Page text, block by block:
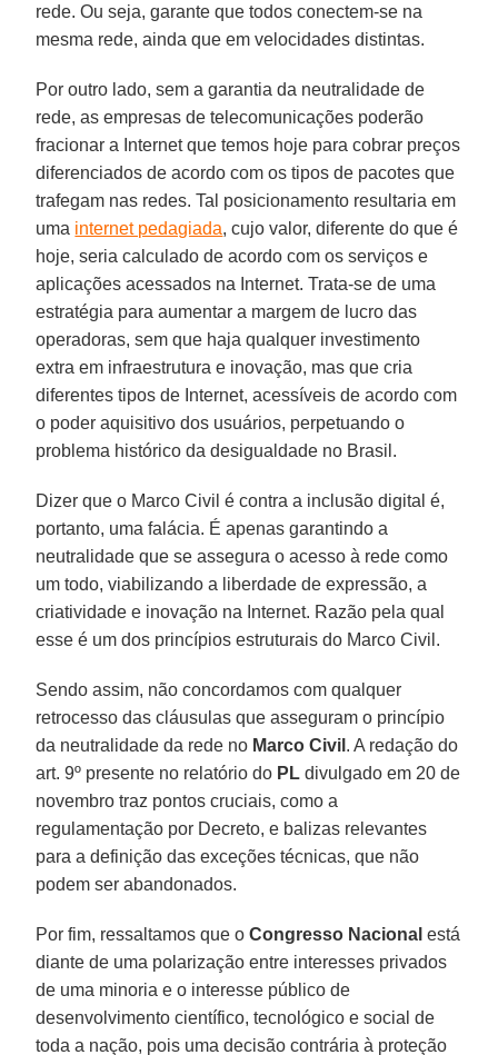
rede. Ou seja, garante que todos conectem-se na
mesma rede, ainda que em velocidades distintas.
Por outro lado, sem a garantia da neutralidade de
rede, as empresas de telecomunicações poderão
fracionar a Internet que temos hoje para cobrar preços
diferenciados de acordo com os tipos de pacotes que
trafegam nas redes. Tal posicionamento resultaria em
uma internet pedagiada, cujo valor, diferente do que é
hoje, seria calculado de acordo com os serviços e
aplicações acessados na Internet. Trata-se de uma
estratégia para aumentar a margem de lucro das
operadoras, sem que haja qualquer investimento
extra em infraestrutura e inovação, mas que cria
diferentes tipos de Internet, acessíveis de acordo com
o poder aquisitivo dos usuários, perpetuando o
problema histórico da desigualdade no Brasil.
Dizer que o Marco Civil é contra a inclusão digital é,
portanto, uma falácia. É apenas garantindo a
neutralidade que se assegura o acesso à rede como
um todo, viabilizando a liberdade de expressão, a
criatividade e inovação na Internet. Razão pela qual
esse é um dos princípios estruturais do Marco Civil.
Sendo assim, não concordamos com qualquer
retrocesso das cláusulas que asseguram o princípio
da neutralidade da rede no Marco Civil . A redação do
art. 9º presente no relatório do PL divulgado em 20 de
novembro traz pontos cruciais, como a
regulamentação por Decreto, e balizas relevantes
para a definição das exceções técnicas, que não
podem ser abandonados.
Por fim, ressaltamos que oCongresso Nacional está
diante de uma polarização entre interesses privados
de uma minoria e o interesse público de
desenvolvimento científico, tecnológico e social de
toda a nação, pois uma decisão contrária à proteção